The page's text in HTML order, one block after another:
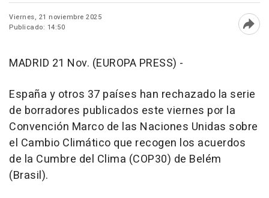
Viernes, 21 noviembre 2025
Publicado: 14:50
MADRID 21 Nov. (EUROPA PRESS) -
España y otros 37 países han rechazado la serie
de borradores publicados este viernes por la
Convención Marco de las Naciones Unidas sobre
el Cambio Climático que recogen los acuerdos
de la Cumbre del Clima (COP30) de Belém
(Brasil).